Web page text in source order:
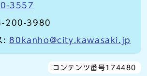
3557
200-3980
: 80kanho@city.kawasaki.jp
コンテンツ番号174480